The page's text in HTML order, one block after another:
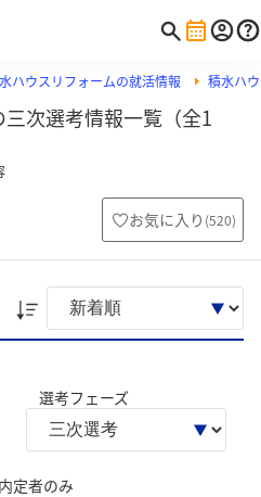
ハウスリフォームの就活情報 積水ハ
次選考情報一覧（全1
お気に入り (520)
選考フェーズ
内定者のみ